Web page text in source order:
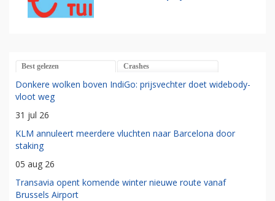
Best gelezen Crashes
Donkere wolken boven IndiGo: prijsvechter doet widebody-
vloot weg
31 jul 26
KLM annuleert meerdere vluchten naar Barcelona door
staking
05 aug 26
Transavia opent komende winter nieuwe route vanaf
Brussels Airport